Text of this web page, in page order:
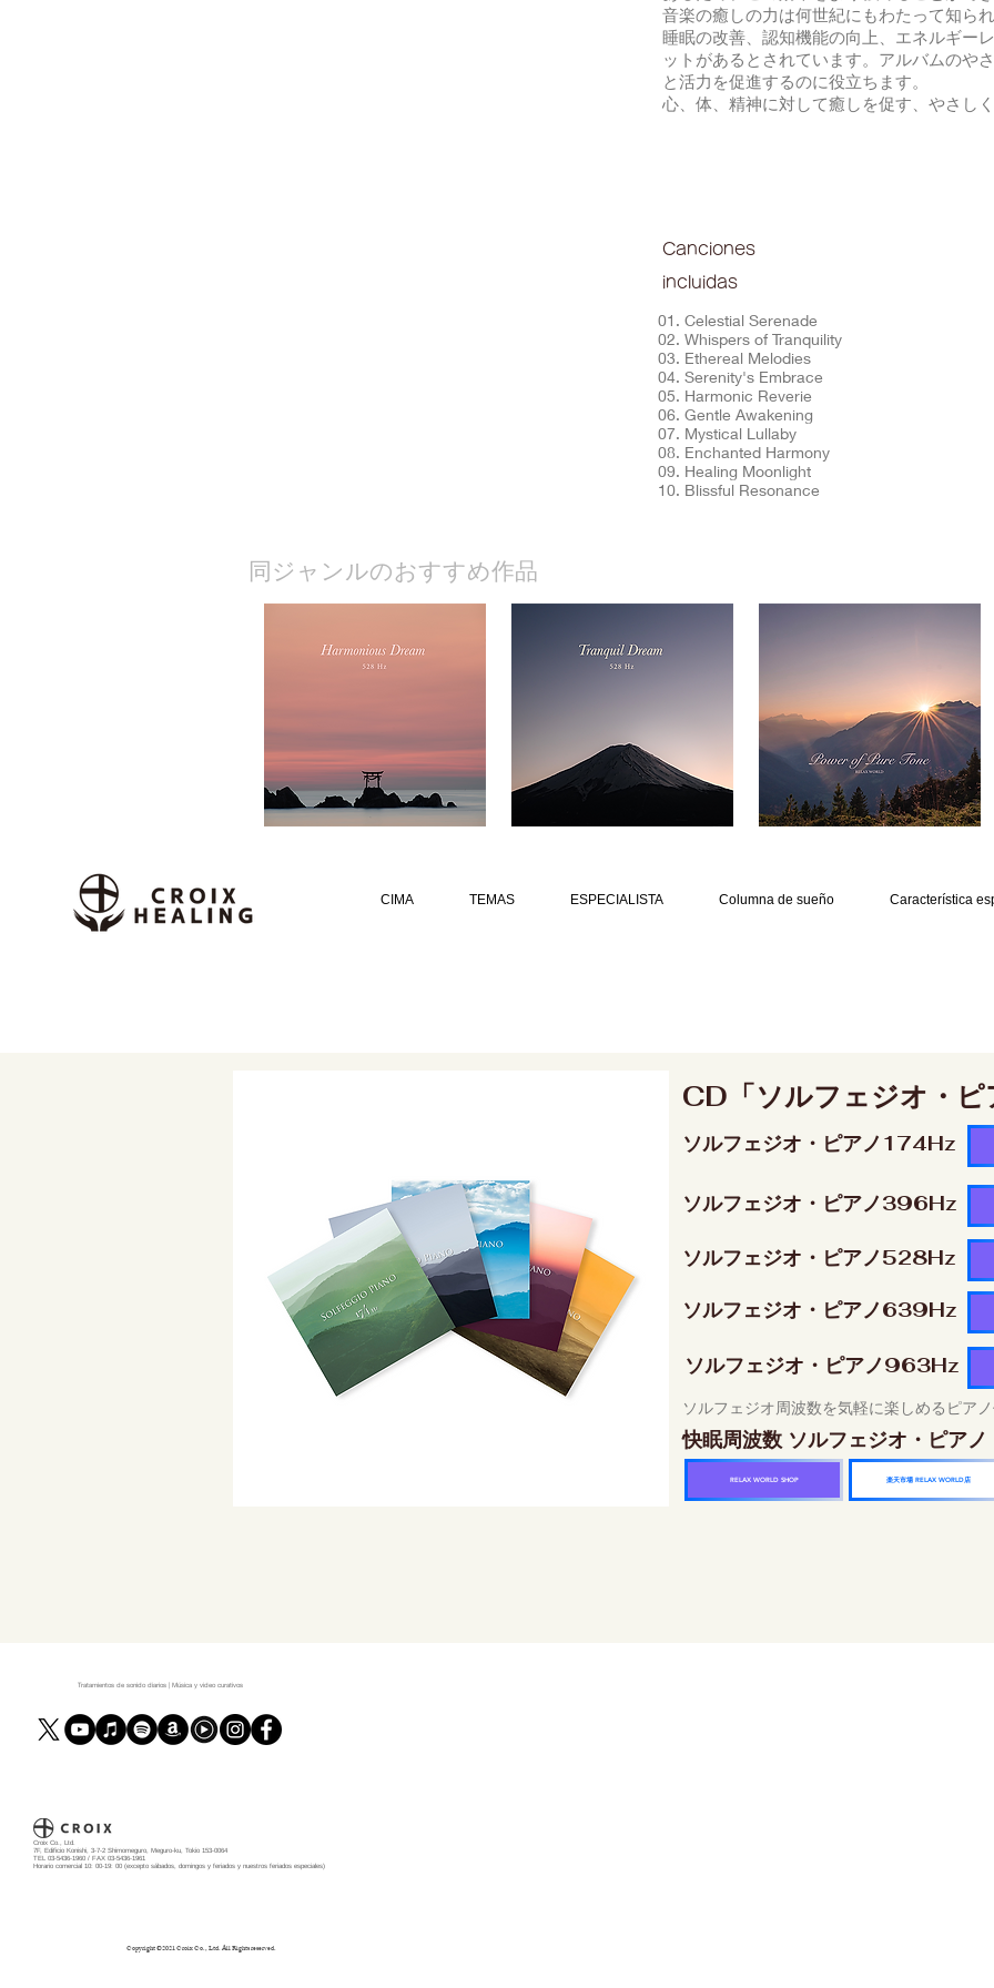
音楽の癒しの力は何世紀にもわたって知ら
睡眠の改善、認知機能の向上、エネルギー
ットがあるとされています。アルバムのや
と活力を促進するのに役立ちます。
心、体、精神に対して癒しを促す、やさし
Canciones
incluidas
01. Celestial Serenade
02. Whispers of Tranquility
03. Ethereal Melodies
04. Serenity's Embrace
05. Harmonic Reverie
06. Gentle Awakening
07. Mystical Lullaby
08. Enchanted Harmony
09. Healing Moonlight
10. Blissful Resonance
​同ジャンルのおすすめ作品
CIMA TEMAS ESPECIALISTA Columna de sueño Característica
CD「ソルフェジオ・
ソルフェジオ・ピアノ174Hz
ソルフェジオ・ピアノ396Hz
ソルフェジオ・ピアノ528Hz
ソルフェジオ・ピアノ639Hz
ソルフェジオ・ピアノ963Hz
ソルフェジオ周波数を気軽に楽しめるピア
快眠周波数 ソルフェジオ・ピア
RELAX WORLD SHOP 楽天市場 RELAX WORLD店
Tratamientos de sonido diarios | Música y video curativos
Croix Co., Ltd.
7F, Edificio Konishi, 3-7-2 Shimomeguro, Meguro-ku, Tokio 153-0064
TEL 03-5436-1960 / FAX 03-5436-1961
Horario comercial 10: 00-19: 00 (excepto sábados, domingos y feriados y nuestros feriados especiales)
Copyright ©️2021 Croix Co., Ltd. All Rights reserved.